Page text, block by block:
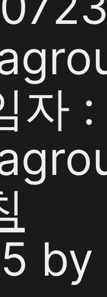
:
by